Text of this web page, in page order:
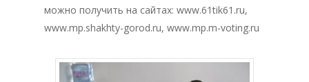
можно получить на сайтах: www.61tik61.ru,
www.mp.shakhty-gorod.ru, www.mp.m-voting.ru
Структура
Контакты